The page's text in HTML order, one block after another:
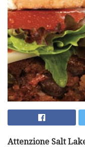
Attenzione Salt